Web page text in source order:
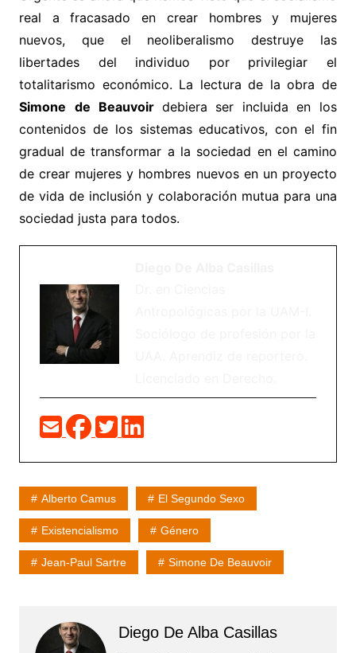
real a fracasado en crear hombres y mujeres
nuevos, que el neoliberalismo destruye las
libertades del individuo por privilegiar el
totalitarismo económico. La lectura de la obra de
Simone de Beauvoir debiera ser incluida en los
contenidos de los sistemas educativos, con el fin
gradual de transformar a la sociedad en el camino
de crear mujeres y hombres nuevos en un proyecto
de vida de inclusión y colaboración mutua para una
sociedad justa para todos.
Alberto Camus El Segundo Sexo
Existencialismo Género
Jean-Paul Sartre Simone De Beauvoir
Diego De Alba Casillas